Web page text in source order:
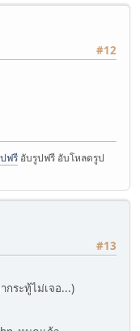
#12
ฟรี อับรูปฟรี อับโหลดรูป
#13
กระทู้ไม่เจอ...)